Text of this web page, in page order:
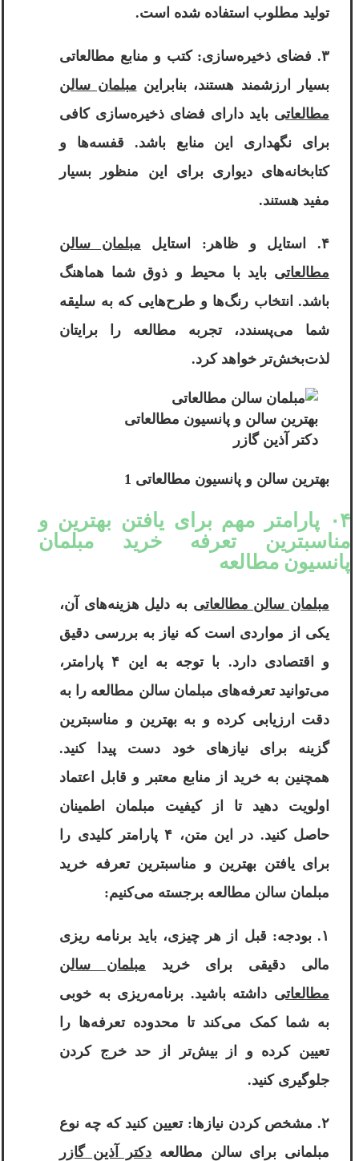
تولید مطلوب استفاده شده است.
۳. فضای ذخیره‌سازی: کتب و منابع مطالعاتی
بسیار ارزشمند هستند، بنابراین مبلمان سالن
مطالعاتی باید دارای فضای ذخیره‌سازی کافی
برای نگهداری این منابع باشد. قفسه‌ها و
کتابخانه‌های دیواری برای این منظور بسیار
مفید هستند.
۴. استایل و ظاهر: استایل
مبلمان سالن
مطالعاتی باید با محیط و ذوق شما هماهنگ
باشد. انتخاب رنگ‌ها و طرح‌هایی که به سلیقه
شما می‌پسندد، تجربه مطالعه را برایتان
لذت‌بخش‌تر خواهد کرد.
بهترین سالن و پانسیون مطالعاتی
دکتر آذین گازر
بهترین سالن و پانسیون مطالعاتی 1
۰۴ پارامتر مهم برای یافتن بهترین و
مناسبترین تعرفه خرید مبلمان
پانسیون مطالعه
مبلمان سالن مطالعاتی به دلیل هزینه‌های آن،
یکی از مواردی است که نیاز به بررسی دقیق
و اقتصادی دارد. با توجه به این ۴ پارامتر،
می‌توانید تعرفه‌های مبلمان سالن مطالعه را به
دقت ارزیابی کرده و به بهترین و مناسبترین
گزینه برای نیازهای خود دست پیدا کنید.
همچنین به خرید از منابع معتبر و قابل اعتماد
اولویت دهید تا از کیفیت مبلمان اطمینان
حاصل کنید. در این متن، ۴ پارامتر کلیدی را
برای یافتن بهترین و مناسبترین تعرفه خرید
مبلمان سالن مطالعه برجسته می‌کنیم:
۱. بودجه: قبل از هر چیزی، باید برنامه ریزی
مالی دقیقی برای خرید مبلمان سالن
مطالعاتی داشته باشید. برنامه‌ریزی به خوبی
به شما کمک می‌کند تا محدوده تعرفه‌ها را
تعیین کرده و از بیش‌تر از حد خرج کردن
جلوگیری کنید.
۲. مشخص کردن نیازها: تعیین کنید که چه نوع
مبلمانی برای سالن مطالعه‌ دکتر آذین گازر